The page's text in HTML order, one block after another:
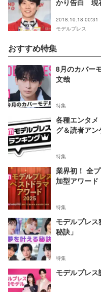
かり告白 現
2018.10.18 00:31
モデルプレス
おすすめ特集
8月のカバー
文哉
特集
各種エンタ
グ＆読者ア
特集
業界初！ 全
加型アワード
特集
モデルプレ
秘訣」
特集
モデルプレス